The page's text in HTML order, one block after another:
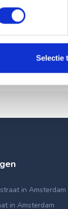
Selectie
in Amsterdam
in Amsterdam